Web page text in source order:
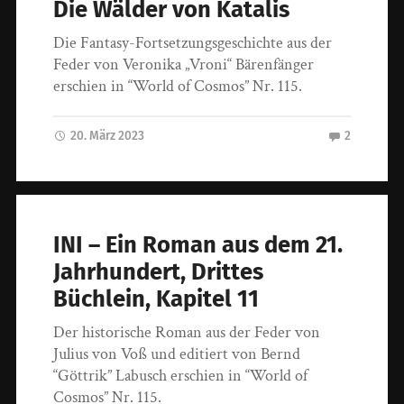
Die Wälder von Katalis
Die Fantasy-Fortsetzungsgeschichte aus der
Feder von Veronika „Vroni“ Bärenfänger
erschien in “World of Cosmos” Nr. 115.
20. März 2023 2
INI – Ein Roman aus dem 21.
Jahrhundert, Drittes
Büchlein, Kapitel 11
Der historische Roman aus der Feder von
Julius von Voß und editiert von Bernd
“Göttrik” Labusch erschien in “World of
Cosmos” Nr. 115.